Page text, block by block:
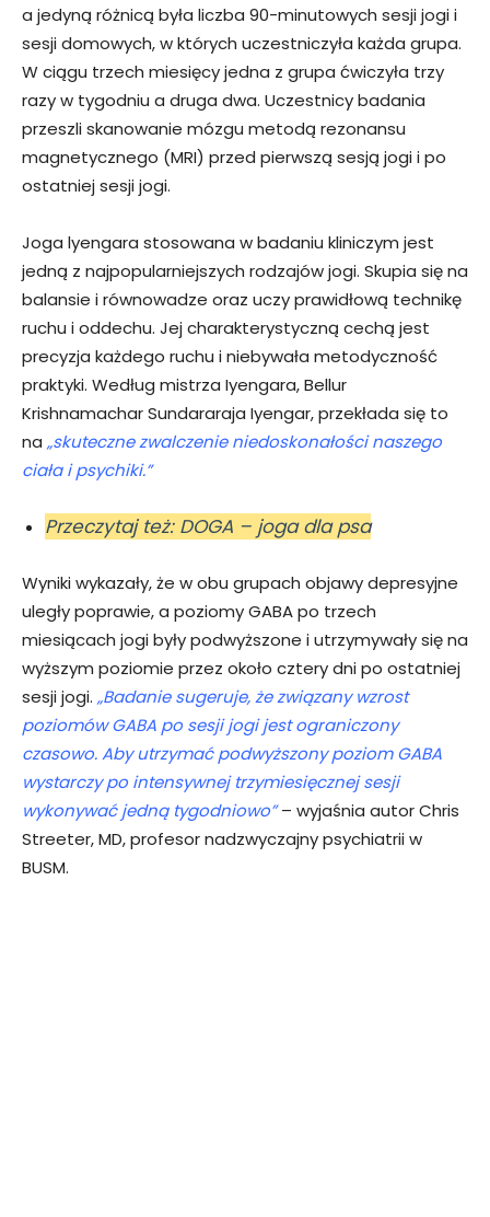
a jedyną różnicą była liczba 90-minutowych sesji jogi i
sesji domowych, w których uczestniczyła każda grupa.
W ciągu trzech miesięcy jedna z grupa ćwiczyła trzy
razy w tygodniu a druga dwa. Uczestnicy badania
przeszli skanowanie mózgu metodą rezonansu
magnetycznego (MRI) przed pierwszą sesją jogi i po
ostatniej sesji jogi.
Joga lyengara stosowana w badaniu kliniczym jest
jedną z najpopularniejszych rodzajów jogi. Skupia się na
balansie i równowadze oraz uczy prawidłową technikę
ruchu i oddechu. Jej charakterystyczną cechą jest
precyzja każdego ruchu i niebywała metodyczność
praktyki. Według mistrza Iyengara, Bellur
Krishnamachar Sundararaja Iyengar, przekłada się to
na „skuteczne zwalczenie niedoskonałości naszego
ciała i psychiki.”
Przeczytaj też: DOGA – joga dla psa
Wyniki wykazały, że w obu grupach objawy depresyjne
uległy poprawie, a poziomy GABA po trzech
miesiącach jogi były podwyższone i utrzymywały się na
wyższym poziomie przez około cztery dni po ostatniej
sesji jogi. „Badanie sugeruje, że związany wzrost
poziomów GABA po sesji jogi jest ograniczony
czasowo. Aby utrzymać podwyższony poziom GABA
wystarczy po intensywnej trzymiesięcznej sesji
wykonywać jedną tygodniowo”– wyjaśnia autor Chris
Streeter, MD, profesor nadzwyczajny psychiatrii w
BUSM.